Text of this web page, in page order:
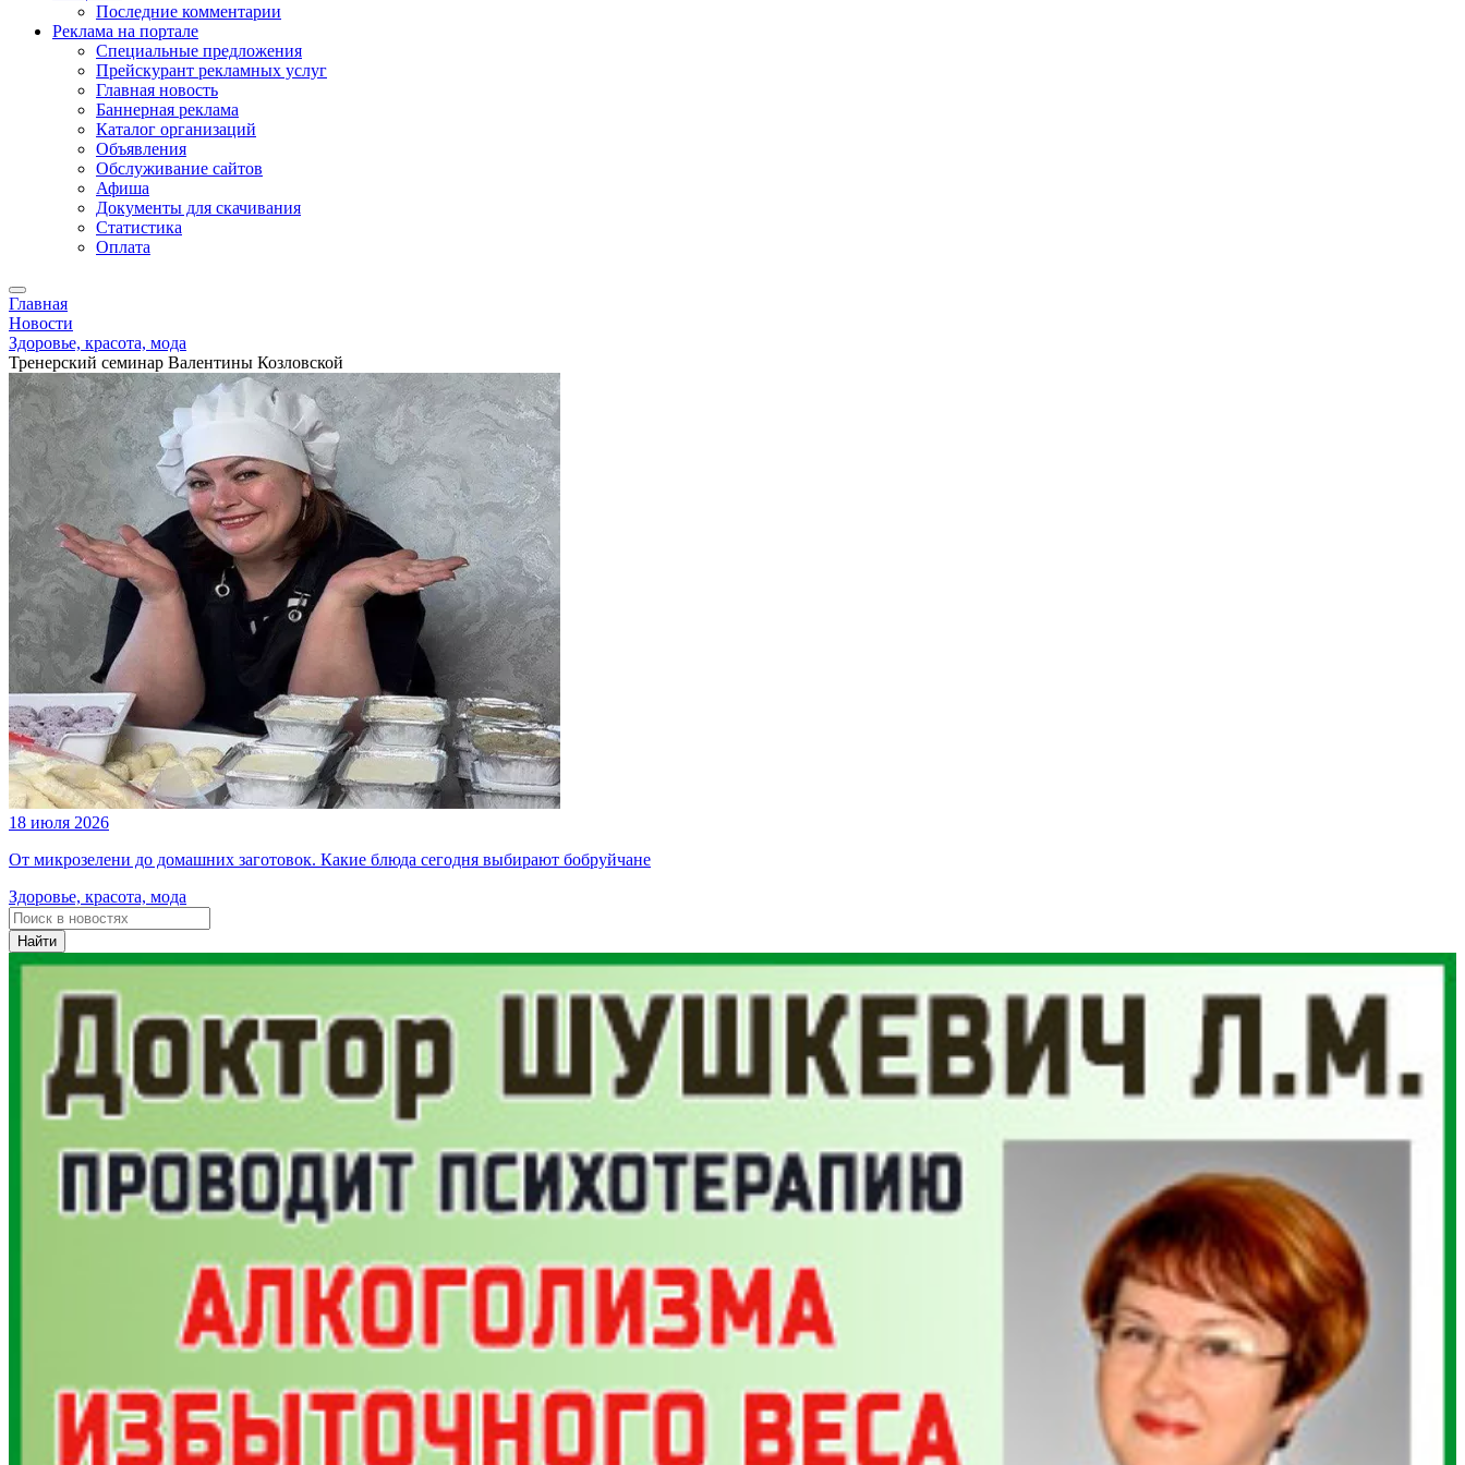
Последние комментарии
Реклама на портале
Специальные предложения
Прейскурант рекламных услуг
Главная новость
Баннерная реклама
Каталог организаций
Объявления
Обслуживание сайтов
Афиша
Документы для скачивания
Статистика
Оплата
Главная
Новости
Здоровье, красота, мода
Тренерский семинар Валентины Козловской
18 июля 2026
От микрозелени до домашних заготовок. Какие блюда сегодня выбирают бобруйчане
Здоровье, красота, мода
Найти